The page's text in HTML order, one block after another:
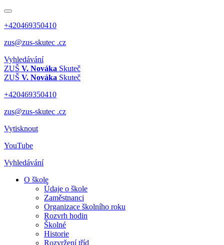
+420469350410
zus@zus-skutec .cz
Vyhledávání
ZUŠ V. Nováka Skuteč
ZUŠ V. Nováka Skuteč
+420469350410
zus@zus-skutec .cz
Vytisknout
YouTube
Vyhledávání
O škole
Údaje o škole
Zaměstnanci
Organizace školního roku
Rozvrh hodin
Školné
Historie
Rozvržení tříd